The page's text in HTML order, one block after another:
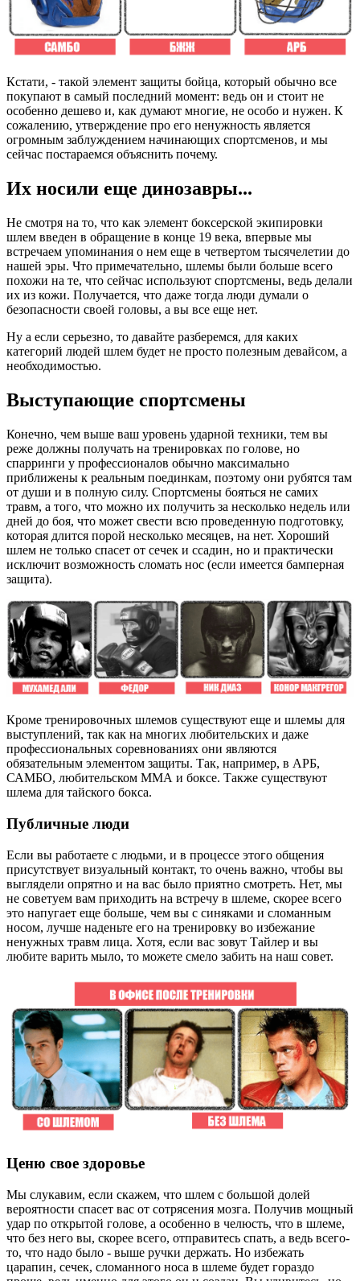
Кстати, - такой элемент защиты бойца, который обычно все
покупают в самый последний момент: ведь он и стоит не
особенно дешево и, как думают многие, не особо и нужен. К
сожалению, утверждение про его ненужность является
огромным заблуждением начинающих спортсменов, и мы
сейчас постараемся объяснить почему.
Их носили еще динозавры...
Не смотря на то, что как элемент боксерской экипировки
шлем введен в обращение в конце 19 века, впервые мы
встречаем упоминания о нем еще в четвертом тысячелетии до
нашей эры. Что примечательно, шлемы были больше всего
похожи на те, что сейчас используют спортсмены, ведь делали
их из кожи. Получается, что даже тогда люди думали о
безопасности своей головы, а вы все еще нет.
Ну а если серьезно, то давайте разберемся, для каких
категорий людей шлем будет не просто полезным девайсом, а
необходимостью.
Выступающие спортсмены
Конечно, чем выше ваш уровень ударной техники, тем вы
реже должны получать на тренировках по голове, но
спарринги у профессионалов обычно максимально
приближены к реальным поединкам, поэтому они рубятся там
от души и в полную силу. Спортсмены бояться не самих
травм, а того, что можно их получить за несколько недель или
дней до боя, что может свести всю проведенную подготовку,
которая длится порой несколько месяцев, на нет. Хороший
шлем не только спасет от сечек и ссадин, но и практически
исключит возможность сломать нос (если имеется бамперная
защита).
Кроме тренировочных шлемов существуют еще и шлемы для
выступлений, так как на многих любительских и даже
профессиональных соревнованиях они являются
обязательным элементом защиты. Так, например, в АРБ,
САМБО, любительском ММА и боксе. Также существуют
шлема для тайского бокса.
Публичные люди
Если вы работаете с людьми, и в процессе этого общения
присутствует визуальный контакт, то очень важно, чтобы вы
выглядели опрятно и на вас было приятно смотреть. Нет, мы
не советуем вам приходить на встречу в шлеме, скорее всего
это напугает еще больше, чем вы с синяками и сломанным
носом, лучше наденьте его на тренировку во избежание
ненужных травм лица. Хотя, если вас зовут Тайлер и вы
любите варить мыло, то можете смело забить на наш совет.
Ценю свое здоровье
Мы слукавим, если скажем, что шлем c большой долей
вероятности спасет вас от сотрясения мозга. Получив мощный
удар по открытой голове, а особенно в челюсть, что в шлеме,
что без него вы, скорее всего, отправитесь спать, а ведь всего-
то, что надо было - выше ручки держать. Но избежать
царапин, сечек, сломанного носа в шлеме будет гораздо